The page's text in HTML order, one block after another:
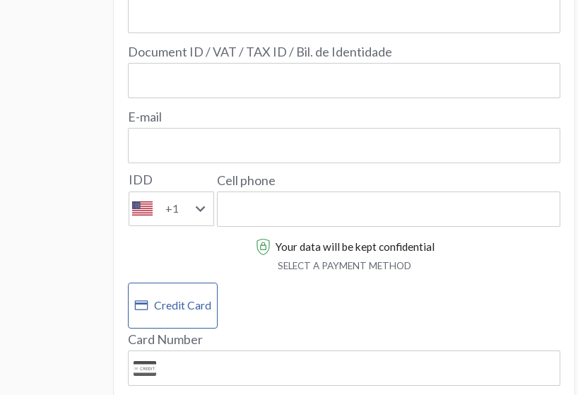
Document ID / VAT / TAX ID / Bil. de Identidade
E-mail
IDD
+1
Cell phone
Your data will be kept confidential
SELECT A PAYMENT METHOD
Credit Card
Card Number